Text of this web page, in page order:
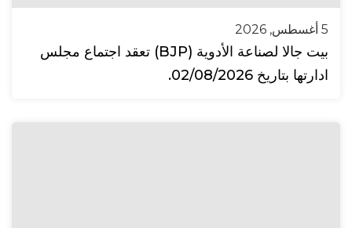
5 أغسطس, 2026
بيت جالا لصناعة الأدوية (BJP) تعقد اجتماع مجلس
ادارتها بتاريخ 02/08/2026.